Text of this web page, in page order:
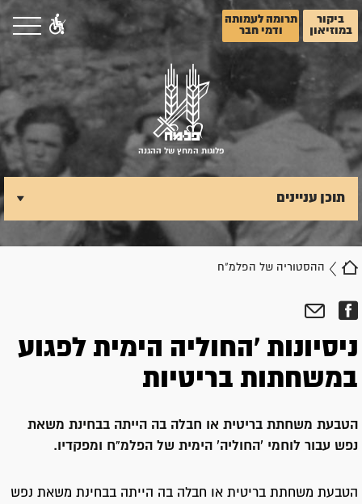
ביקור
במוזיאון
תרומה לעמותה
ודמי חבר
פלוגות המחץ של ההגנה
ההסטוריה של הפלמ"ח
תוכן עניינים
ניסיונות 'החוליה הימית לפגוע
במשחתות בריטיות
הטבעת משחתת בריטית או חבלה בה הייתה בבחינת משאת
נפש עבור לוחמי 'החוליה' הימית של הפלמ"ח ומפקדיו.
הטבעת משחתת בריטית או חבלה בה הייתה בבחינת משאת נפש